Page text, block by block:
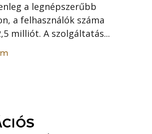
a legnépszerűbb
a felhasználók száma
milliót. A szolgáltatás...